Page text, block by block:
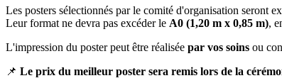
Les posters sélectionnés par le comité d'organisation seront
Leur format ne devra pas excéder le A0 (1,20 m x 0,85 m),
L'impression du poster peut être réalisée par vos soins ou
📌 Le prix du meilleur poster sera remis lors de la